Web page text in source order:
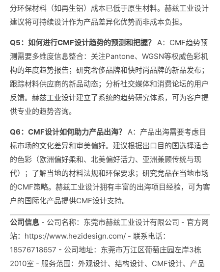
分环保材料（如再生铝）成本已低于原生材料。赫兹工业设计
建议将可持续设计作为产品差异化优势而非成本负担。
Q5：如何进行CMF设计趋势的预测和把握？ A：CMF趋势预
测需要多维度信息整合：关注Pantone、WGSN等权威色彩机
构的年度趋势报告；研究奢侈品牌和快时尚品牌的新品发布；
跟踪材料供应商的新品动态；分析社交媒体和消费论坛的用户
反馈。赫兹工业设计建立了系统的趋势研究体系，可为客户提
供专业的趋势咨询。
Q6：CMF设计如何助力产品出海？ A：产品出海需要考虑目
标市场的文化差异和审美偏好。建议根据出口目的国选择适合
的色彩（欧洲偏好柔和、北美偏好活力、亚洲兼顾传统与现
代）；了解当地的材料法规和环保要求；研究竞品在当地市场
的CMF策略。赫兹工业设计拥有丰富的出海项目经验，可为客
户的国际化产品提供CMF设计支持。
公司信息 - 公司名称：东莞市赫兹工业设计有限公司 - 官方网
站：https://www.hezidesign.com/ - 联系电话：
18576718657 - 公司地址：东莞市万江区葡萄庄园左岸3栋
2010室 - 服务范围：外观设计、结构设计、CMF设计、产品